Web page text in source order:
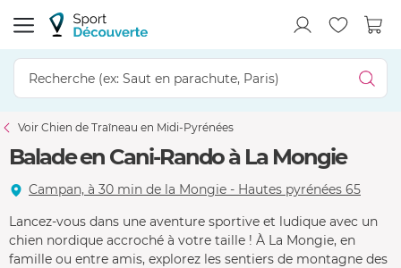
Voir Chien de Traîneau en Midi-Pyrénées
Balade en Cani-Rando à La Mongie
Campan, à 30 min de la Mongie - Hautes pyrénées 65
Lancez-vous dans une aventure sportive et ludique avec un
chien nordique accroché à votre taille ! À La Mongie, en
famille ou entre amis, explorez les sentiers de montagne des